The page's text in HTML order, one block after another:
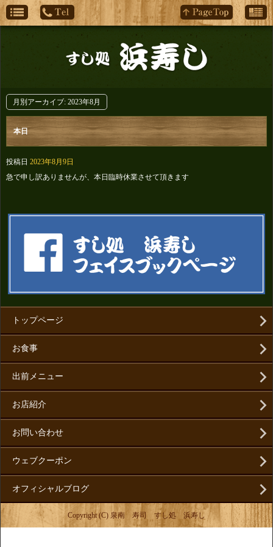
月別アーカイブ: 2023年8月
本日
投稿日 2023年8月9日
急で申し訳ありませんが、本日臨時休業させて頂きます
トップページ
お食事
出前メニュー
お店紹介
お問い合わせ
ウェブクーポン
オフィシャルブログ
Copyright (C) 泉南 寿司 すし処 浜寿し